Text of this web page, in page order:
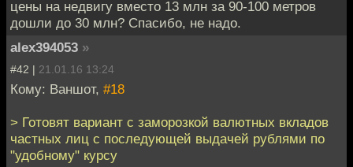
цены на недвигу вместо 13 млн за 90-100 метров
дошли до 30 млн? Спасибо, не надо.
alex394053 »
#42 | 21.01.16 13:24
Кому: Ваншот, #18
> Готовят вариант с заморозкой валютных вкладов
частных лиц с последующей выдачей рублями по
"удобному" курсу